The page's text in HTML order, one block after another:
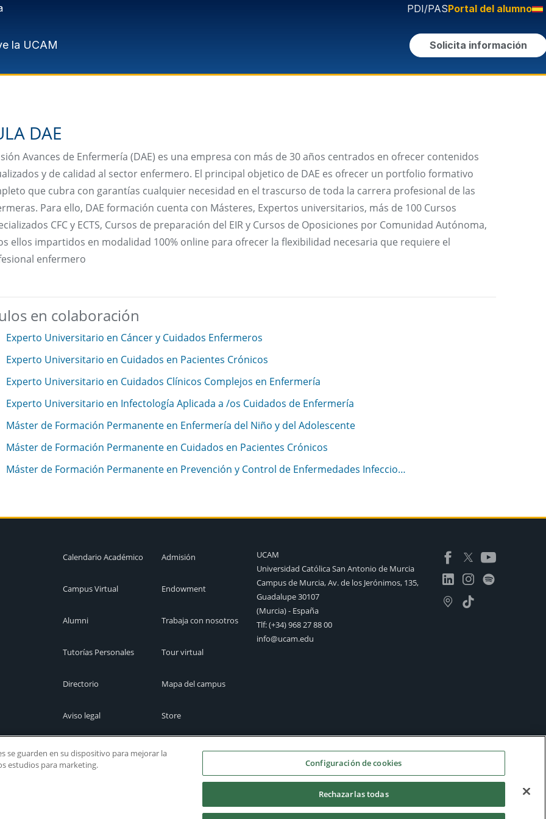
PDI/PASPortal del alumno
la UCAM Solicita información
DAE
Avances de Enfermería (DAE) es una empresa con más de 30 años centrados en ofrecer contenidos
y de calidad al sector enfermero. El principal objetico de DAE es ofrecer un portfolio formativo
que cubra con garantías cualquier necesidad en el trascurso de toda la carrera profesional de las
Para ello, DAE formación cuenta con Másteres, Expertos universitarios, más de 100 Cursos
CFC y ECTS, Cursos de preparación del EIR y Cursos de Oposiciones por Comunidad Autónoma,
ellos impartidos en modalidad 100% online para ofrecer la flexibilidad necesaria que requiere el
enfermero
en colaboración
Experto Universitario en Cáncer y Cuidados Enfermeros
Experto Universitario en Cuidados en Pacientes Crónicos
Experto Universitario en Cuidados Clínicos Complejos en Enfermería
Experto Universitario en Infectología Aplicada a /os Cuidados de Enfermería
Máster de Formación Permanente en Enfermería del Niño y del Adolescente
Máster de Formación Permanente en Cuidados en Pacientes Crónicos
Máster de Formación Permanente en Prevención y Control de Enfermedades Infeccio…
Calendario Académico
Campus Virtual
Alumni
Tutorías Personales
Directorio
Aviso legal
Admisión
Endowment
Trabaja con nosotros
Tour virtual
Mapa del campus
Store
UCAM
Universidad Católica San Antonio de Murcia
Campus de Murcia, Av. de los Jerónimos, 135,
Guadalupe 30107
(Murcia) - España
Tlf:(+34) 968 27 88 00
info@ucam.edu
se guarden en su dispositivo para mejorar la
estudios para marketing.
Configuración de cookies
Rechazarlas todas